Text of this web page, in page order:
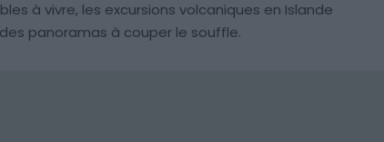
à vivre, les excursions volcaniques en Islande
panoramas à couper le souffle.